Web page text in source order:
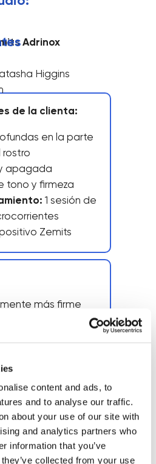
content and ads, to
and to analyse our traffic.
about your use of our site with
and analytics partners who
information that you’ve
collected from your use
más firme
y la firmeza
de la clienta:
en la parte
rostro
apagada
tono y firmeza
1 sesión de
Zemits
Adrinox
Higgins
antes y después
visibles tras una sola
la capacidad
para estimular las